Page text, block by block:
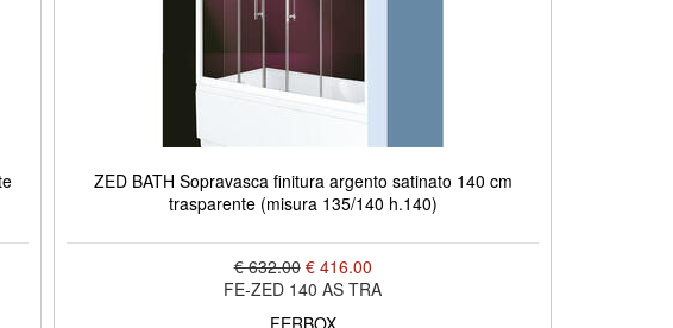
ZED BATH Sopravasca finitura argento satinato 140 cm
trasparente (misura 135/140 h.140)
€ 632.00 € 416.00
FE-ZED 140 AS TRA
FERBOX